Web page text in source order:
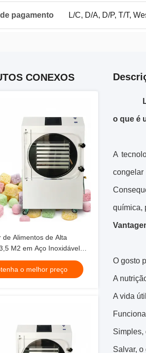
pagamento L/C, D/A, D/P, T/T,
CONEXOS
de Alimentos de Alta
M2 em Aço Inoxidável
HFD-35
o melhor preço
o que é
A
química,
O gosto
A
A vida
Simples,
Salvar,